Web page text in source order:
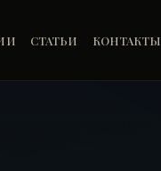
СТАТЬИ КОНТАКТЫ